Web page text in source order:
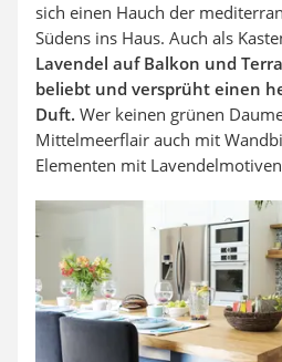
sich einen Hauch der
Südens ins Haus. Auch als
Lavendel auf Balkon und
beliebt und versprüht einen
Duft. Wer keinen grünen
Mittelmeerflair auch mit
Elementen mit